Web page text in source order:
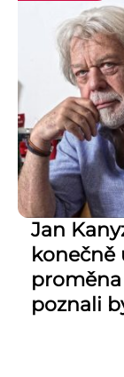
Jan
konečně
poznali